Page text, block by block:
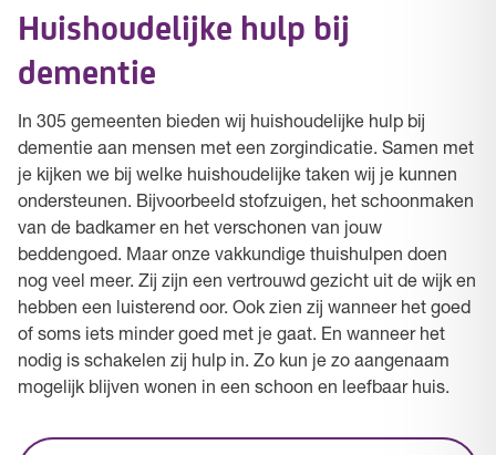
Huishoudelijke hulp bij
dementie
In 305 gemeenten bieden wij huishoudelijke hulp bij
dementie aan mensen met een zorgindicatie. Samen met
je kijken we bij welke huishoudelijke taken wij je kunnen
ondersteunen. Bijvoorbeeld stofzuigen, het schoonmaken
van de badkamer en het verschonen van jouw
beddengoed. Maar onze vakkundige thuishulpen doen
nog veel meer. Zij zijn een vertrouwd gezicht uit de wijk en
hebben een luisterend oor. Ook zien zij wanneer het goed
of soms iets minder goed met je gaat. En wanneer het
nodig is schakelen zij hulp in. Zo kun je zo aangenaam
mogelijk blijven wonen in een schoon en leefbaar huis.